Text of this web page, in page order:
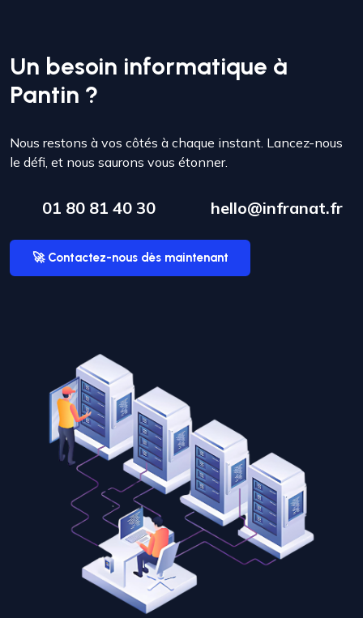
Un besoin informatique à
Pantin ?
Nous restons à vos côtés à chaque instant. Lancez-nous
le défi, et nous saurons vous étonner.
01 80 81 40 30 hello@infranat.fr
🚀 Contactez-nous dès maintenant